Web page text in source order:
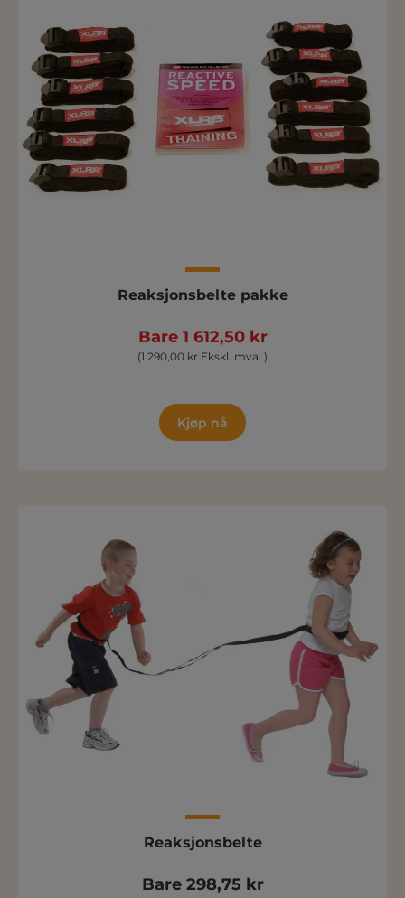
Reaksjonsbelte pakke
Bare 1 612,50 kr
(1 290,00 kr Ekskl. mva. )
Kjøp nå
Reaksjonsbelte
Bare 298,75 kr